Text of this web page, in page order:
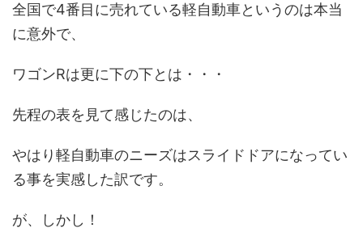
全国で4番目に売れている軽自動車というのは本当
に意外で、
ワゴンRは更に下の下とは・・・
先程の表を見て感じたのは、
やはり軽自動車のニーズはスライドドアになってい
る事を実感した訳です。
が、しかし！